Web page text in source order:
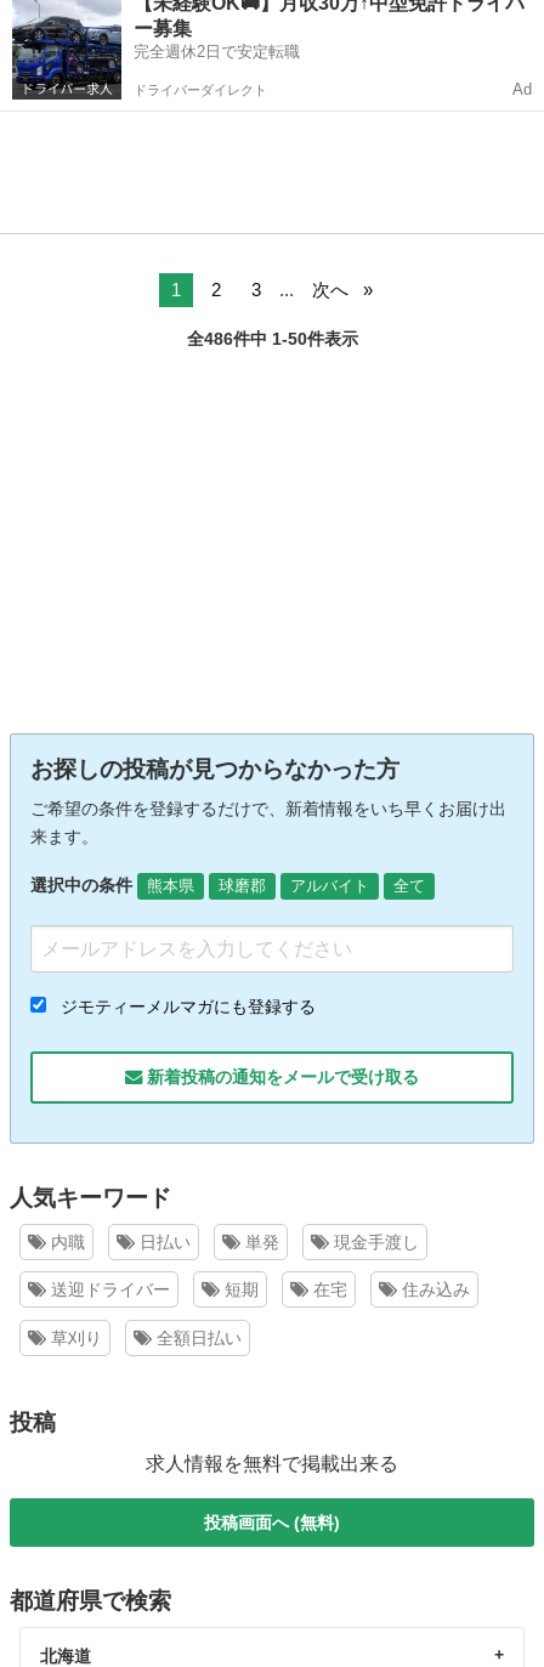
ー募集
完全週休2日で安定転職
ドライバーダイレクト Ad
1 2 3 ... 次へ
全486件中 1-50件表示
お探しの投稿が見つからなかった方
ご希望の条件を登録するだけで、新着情報をいち早くお届け出
来ます。
選択中の条件 熊本県 球磨郡 アルバイト 全て
ジモティーメルマガにも登録する
新着投稿の通知をメールで受け取る
人気キーワード
内職 日払い 単発 現金手渡し
送迎ドライバー 短期 在宅 住み込み
草刈り 全額日払い
投稿
求人情報を無料で掲載出来る
投稿画面へ (無料)
都道府県で検索
北海道